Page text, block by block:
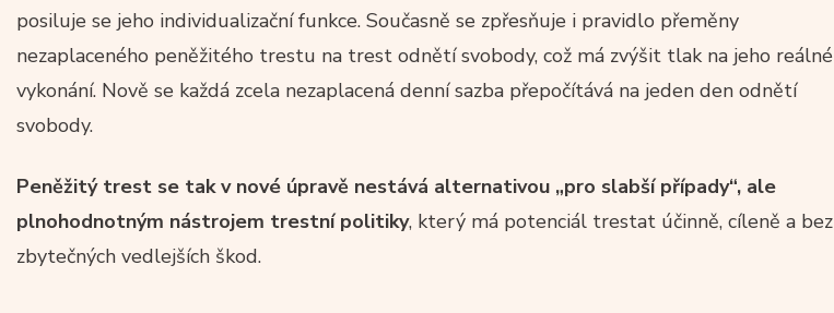
posiluje se jeho individualizační funkce. Současně se zpřesňuje i pravidlo přeměny
nezaplaceného peněžitého trestu na trest odnětí svobody, což má zvýšit tlak na jeho reálné
vykonání. Nově se každá zcela nezaplacená denní sazba přepočítává na jeden den odnětí
svobody.
Peněžitý trest se tak v nové úpravě nestává alternativou „pro slabší případy“, ale
plnohodnotným nástrojem trestní politiky, který má potenciál trestat účinně, cíleně a bez
zbytečných vedlejších škod.